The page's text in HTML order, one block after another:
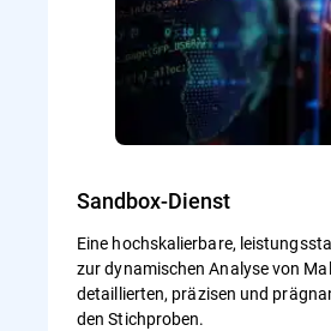
Sandbox-Dienst
Eine hochskalierbare,
zur dynamischen Analyse von
detaillierten, präzisen und
den Stichproben.